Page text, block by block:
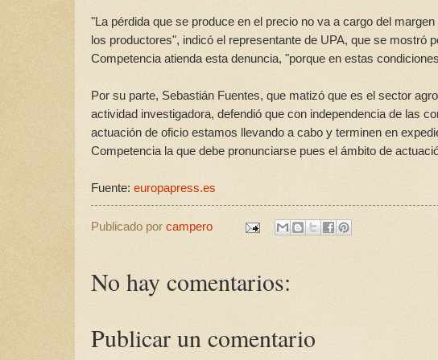
"La pérdida que se produce en el precio no va a cargo del
los productores", indicó el representante de UPA, que se mostró
Competencia atienda esta denuncia, "porque en estas
Por su parte, Sebastián Fuentes, que matizó que es el sector
actividad investigadora, defendió que con independencia de las
actuación de oficio estamos llevando a cabo y terminen en
Competencia la que debe pronunciarse pues el ámbito de
Fuente: europapress.es
Publicado por campero
No hay comentarios:
Publicar un comentario